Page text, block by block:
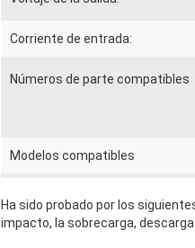
Corriente de entrada:
Números de parte compatibles
Modelos compatibles
Ha sido probado por los
impacto, la sobrecarga,